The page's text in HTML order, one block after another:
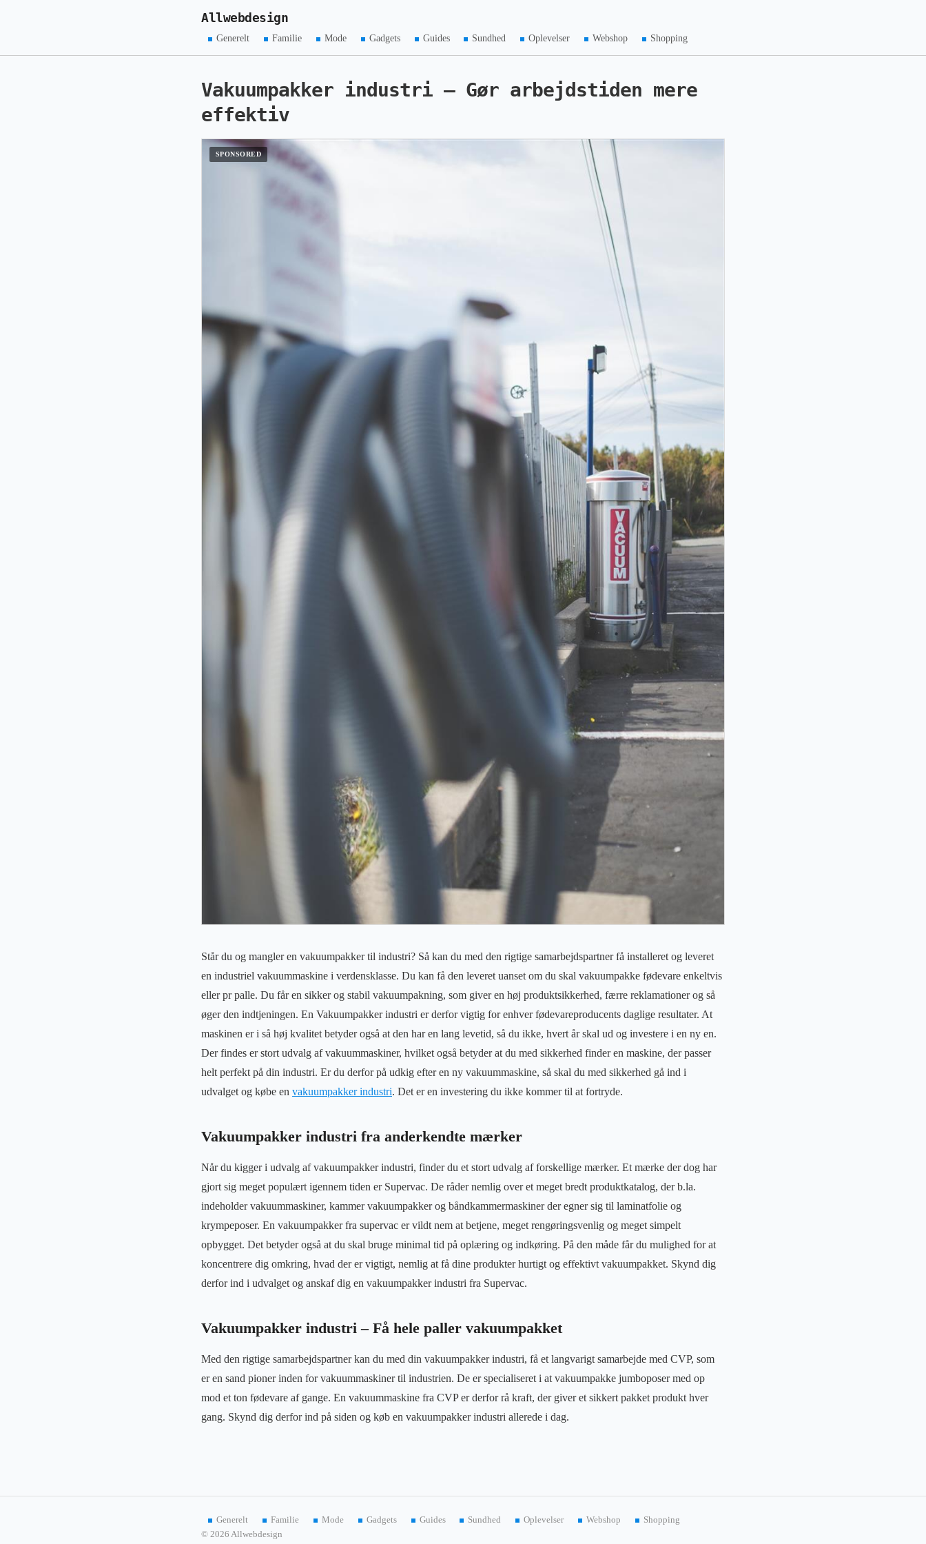
Allwebdesign
Generelt Familie Mode Gadgets Guides Sundhed Oplevelser Webshop Shopping
Vakuumpakker industri – Gør arbejdstiden mere
effektiv
Står du og mangler en vakuumpakker til industri? Så kan du med den rigtige samarbejdspartner få installeret og leveret
en industriel vakuummaskine i verdensklasse. Du kan få den leveret uanset om du skal vakuumpakke fødevare enkeltvis
eller pr palle. Du får en sikker og stabil vakuumpakning, som giver en høj produktsikkerhed, færre reklamationer og så
øger den indtjeningen. En Vakuumpakker industri er derfor vigtig for enhver fødevareproducents daglige resultater. At
maskinen er i så høj kvalitet betyder også at den har en lang levetid, så du ikke, hvert år skal ud og investere i en ny en.
Der findes er stort udvalg af vakuummaskiner, hvilket også betyder at du med sikkerhed finder en maskine, der passer
helt perfekt på din industri. Er du derfor på udkig efter en ny vakuummaskine, så skal du med sikkerhed gå ind i
udvalget og købe en vakuumpakker industri. Det er en investering du ikke kommer til at fortryde.
Vakuumpakker industri fra anderkendte mærker
Når du kigger i udvalg af vakuumpakker industri, finder du et stort udvalg af forskellige mærker. Et mærke der dog har
gjort sig meget populært igennem tiden er Supervac. De råder nemlig over et meget bredt produktkatalog, der b.la.
indeholder vakuummaskiner, kammer vakuumpakker og båndkammermaskiner der egner sig til laminatfolie og
krympeposer. En vakuumpakker fra supervac er vildt nem at betjene, meget rengøringsvenlig og meget simpelt
opbygget. Det betyder også at du skal bruge minimal tid på oplæring og indkøring. På den måde får du mulighed for at
koncentrere dig omkring, hvad der er vigtigt, nemlig at få dine produkter hurtigt og effektivt vakuumpakket. Skynd dig
derfor ind i udvalget og anskaf dig en vakuumpakker industri fra Supervac.
Vakuumpakker industri – Få hele paller vakuumpakket
Med den rigtige samarbejdspartner kan du med din vakuumpakker industri, få et langvarigt samarbejde med CVP, som
er en sand pioner inden for vakuummaskiner til industrien. De er specialiseret i at vakuumpakke jumboposer med op
mod et ton fødevare af gange. En vakuummaskine fra CVP er derfor rå kraft, der giver et sikkert pakket produkt hver
gang. Skynd dig derfor ind på siden og køb en vakuumpakker industri allerede i dag.
Generelt Familie Mode Gadgets Guides Sundhed Oplevelser Webshop
Shopping
© 2026 Allwebdesign